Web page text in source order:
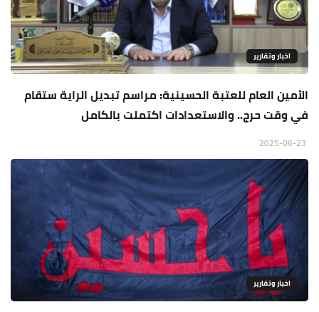
اخبار وتقارير
الأمين العام للعتبة الحسينية: مراسم تبديل الراية ستقام
في وقت حرج.. والاستعدادات اكتملت بالكامل
اخبار وتقارير